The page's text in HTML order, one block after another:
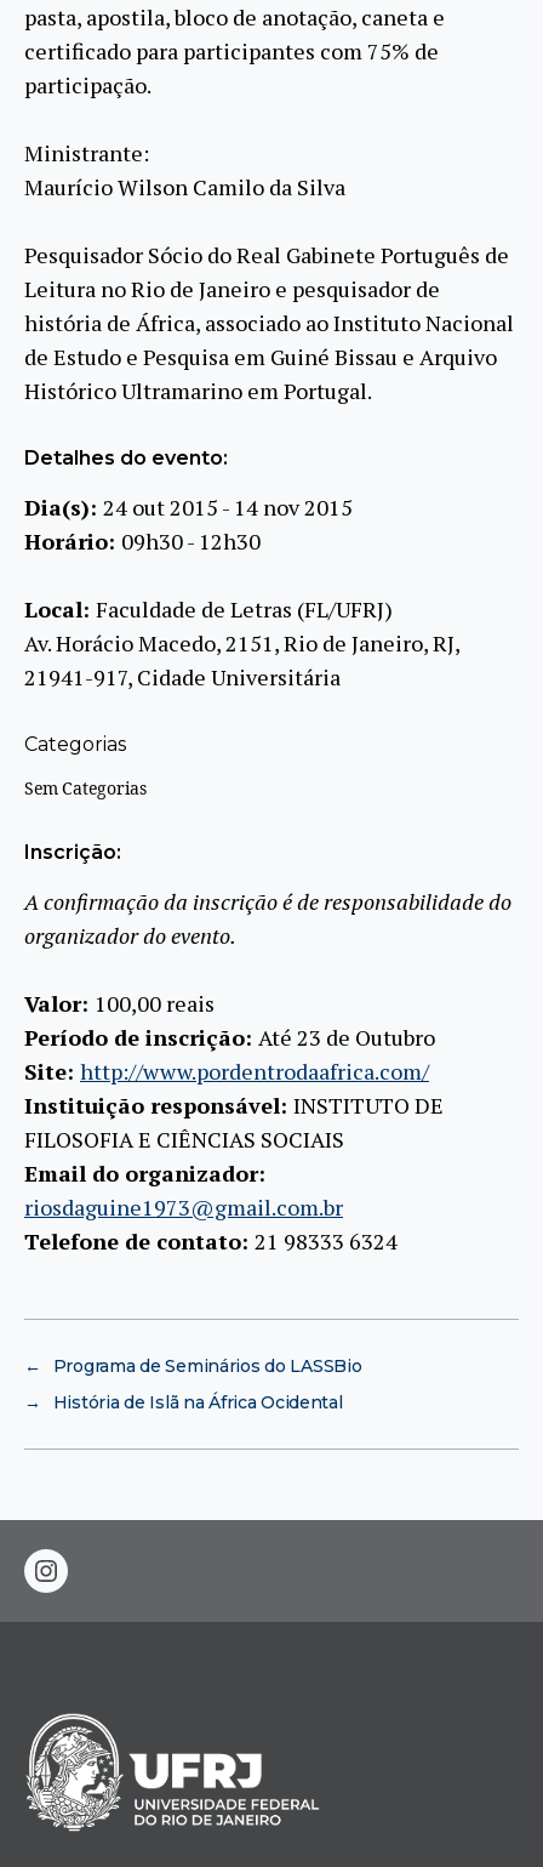
pasta, apostila, bloco de anotação, caneta e
certificado para participantes com 75% de
participação.
Ministrante:
Maurício Wilson Camilo da Silva
Pesquisador Sócio do Real Gabinete Português de
Leitura no Rio de Janeiro e pesquisador de
história de África, associado ao Instituto Nacional
de Estudo e Pesquisa em Guiné Bissau e Arquivo
Histórico Ultramarino em Portugal.
Detalhes do evento:
Dia(s): 24 out 2015 - 14 nov 2015
Horário: 09h30 - 12h30
Local: Faculdade de Letras (FL/UFRJ)
Av. Horácio Macedo, 2151, Rio de Janeiro, RJ,
21941-917, Cidade Universitária
Categorias
Sem Categorias
Inscrição:
A confirmação da inscrição é de responsabilidade do
organizador do evento.
Valor: 100,00 reais
Período de inscrição: Até 23 de Outubro
Site: http://www.pordentrodaafrica.com/
Instituição responsável: INSTITUTO DE
FILOSOFIA E CIÊNCIAS SOCIAIS
Email do organizador:
riosdaguine1973@gmail.com.br
Telefone de contato: 21 98333 6324
←
Programa de Seminários do LASSBio
→
História de Islã na África Ocidental
instagram